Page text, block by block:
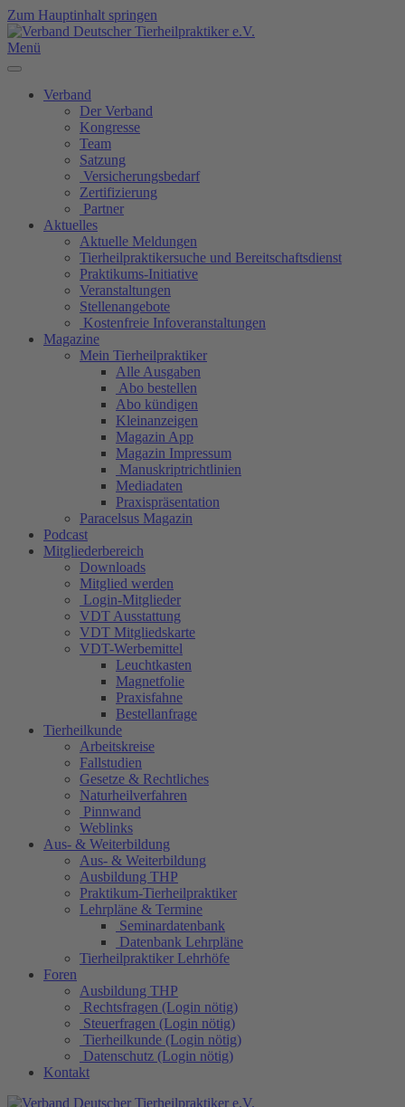
Zum Hauptinhalt springen
Menü
Verband
Der Verband
Kongresse
Team
Satzung
Versicherungsbedarf
Zertifizierung
Partner
Aktuelles
Aktuelle Meldungen
Tierheilpraktikersuche und Bereitschaftsdienst
Praktikums-Initiative
Veranstaltungen
Stellenangebote
Kostenfreie Infoveranstaltungen
Magazine
Mein Tierheilpraktiker
Alle Ausgaben
Abo bestellen
Abo kündigen
Kleinanzeigen
Magazin App
Magazin Impressum
Manuskriptrichtlinien
Mediadaten
Praxispräsentation
Paracelsus Magazin
Podcast
Mitgliederbereich
Downloads
Mitglied werden
Login-Mitglieder
VDT Ausstattung
VDT Mitgliedskarte
VDT-Werbemittel
Leuchtkasten
Magnetfolie
Praxisfahne
Bestellanfrage
Tierheilkunde
Arbeitskreise
Fallstudien
Gesetze & Rechtliches
Naturheilverfahren
Pinnwand
Weblinks
Aus- & Weiterbildung
Aus- & Weiterbildung
Ausbildung THP
Praktikum-Tierheilpraktiker
Lehrpläne & Termine
Seminardatenbank
Datenbank Lehrpläne
Tierheilpraktiker Lehrhöfe
Foren
Ausbildung THP
Rechtsfragen (Login nötig)
Steuerfragen (Login nötig)
Tierheilkunde (Login nötig)
Datenschutz (Login nötig)
Kontakt